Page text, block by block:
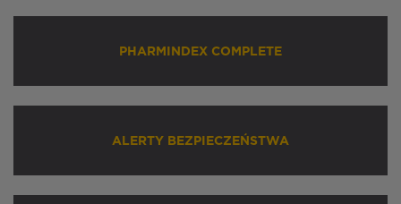
PHARMINDEX COMPLETE
ALERTY BEZPIECZEŃSTWA